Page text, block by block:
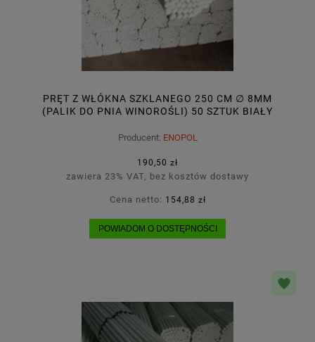
PRĘT Z WŁÓKNA SZKLANEGO 250 CM ∅ 8MM
(PALIK DO PNIA WINOROŚLI) 50 SZTUK BIAŁY
Producent: ENOPOL
190,50 zł
zawiera 23% VAT, bez kosztów dostawy
Cena netto: 154,88 zł
POWIADOM O DOSTĘPNOŚCI